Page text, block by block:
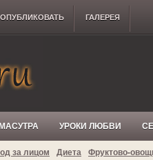
ОПУБЛИКОВАТЬ ГАЛЕРЕЯ
УРОКИ ЛЮБВИ
за лицом Диета Фруктово-